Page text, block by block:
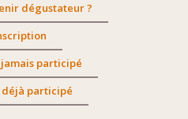
dégustateur ?
jamais participé
déjà participé